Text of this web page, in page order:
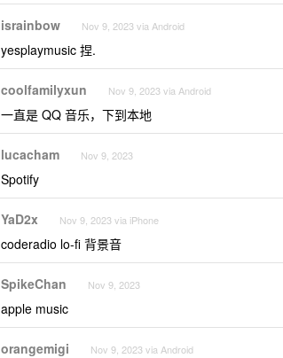
israinbow Nov 9, 2023 via Android
yesplaymusic 捏.
coolfamilyxun Nov 9, 2023 via Android
一直是 QQ 音乐，下到本地
lucacham Nov 9, 2023
Spotify
YaD2x Nov 9, 2023 via iPhone
coderadio lo-fi 背景音
SpikeChan Nov 9, 2023
apple music
orangemigi Nov 9, 2023 via Android